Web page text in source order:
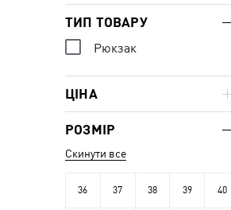
ТИП ТОВАРУ
Рюкзак
ЦІНА
РОЗМІР
Скинути все
36 37 38 39 40